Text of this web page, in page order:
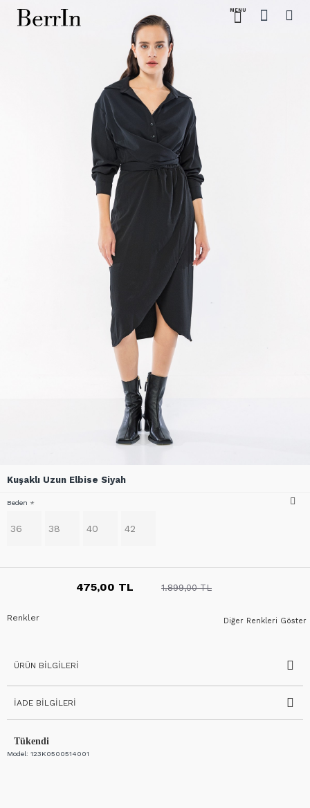
Kuşaklı Uzun Elbise Siyah
Tükendi
Model: 123K0500514001
475,00 TL 1.899,00 TL
Beden
36 38 40 42
Diğer Renkleri Göster
Renkler
ÜRÜN BILGILERI
İADE BILGILERI